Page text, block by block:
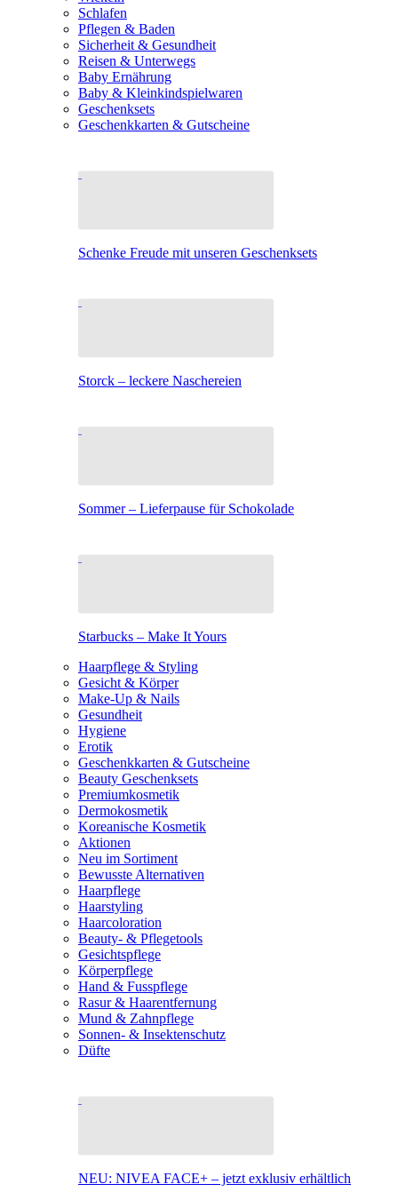
Schlafen
Pflegen & Baden
Sicherheit & Gesundheit
Reisen & Unterwegs
Baby Ernährung
Baby & Kleinkindspielwaren
Geschenksets
Geschenkkarten & Gutscheine
Schenke Freude mit unseren Geschenksets
Storck – leckere Naschereien
Sommer – Lieferpause für Schokolade
Starbucks – Make It Yours
Haarpflege & Styling
Gesicht & Körper
Make-Up & Nails
Gesundheit
Hygiene
Erotik
Geschenkkarten & Gutscheine
Beauty Geschenksets
Premiumkosmetik
Dermokosmetik
Koreanische Kosmetik
Aktionen
Neu im Sortiment
Bewusste Alternativen
Haarpflege
Haarstyling
Haarcoloration
Beauty- & Pflegetools
Gesichtspflege
Körperpflege
Hand & Fusspflege
Rasur & Haarentfernung
Mund & Zahnpflege
Sonnen- & Insektenschutz
Düfte
NEU: NIVEA FACE+ – jetzt exklusiv erhältlich